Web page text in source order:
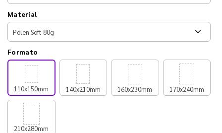
Material
Formato
110x150mm 140x210mm 160x230mm 170x240mm
210x280mm